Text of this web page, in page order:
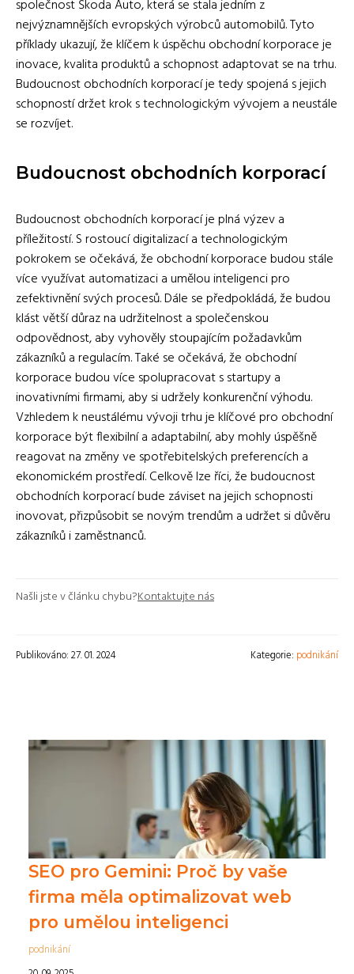
společnost Škoda Auto, která se stala jedním z
nejvýznamnějších evropských výrobců automobilů. Tyto
příklady ukazují, že klíčem k úspěchu obchodní korporace je
inovace, kvalita produktů a schopnost adaptovat se na trhu.
Budoucnost obchodních korporací je tedy spojená s jejich
schopností držet krok s technologickým vývojem a neustále
se rozvíjet.
Budoucnost obchodních korporací
Budoucnost obchodních korporací je plná výzev a
příležitostí. S rostoucí digitalizací a technologickým
pokrokem se očekává, že obchodní korporace budou stále
více využívat automatizaci a umělou inteligenci pro
zefektivnění svých procesů. Dále se předpokládá, že budou
klást větší důraz na udržitelnost a společenskou
odpovědnost, aby vyhověly stoupajícím požadavkům
zákazníků a regulacím. Také se očekává, že obchodní
korporace budou více spolupracovat s startupy a
inovativními firmami, aby si udržely konkurenční výhodu.
Vzhledem k neustálému vývoji trhu je klíčové pro obchodní
korporace být flexibilní a adaptabilní, aby mohly úspěšně
reagovat na změny ve spotřebitelských preferencích a
ekonomickém prostředí. Celkově lze říci, že budoucnost
obchodních korporací bude záviset na jejich schopnosti
inovovat, přizpůsobit se novým trendům a udržet si důvěru
zákazníků i zaměstnanců.
Našli jste v článku chybu?Kontaktujte nás
Publikováno: 27. 01. 2024 Kategorie: podnikání
SEO pro Gemini: Proč by vaše
firma měla optimalizovat web
pro umělou inteligenci
podnikání